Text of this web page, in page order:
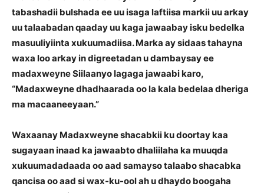
tabashadii bulshada ee uu isaga laftiisa markii uu arkay
uu talaabadan qaaday uu kaga jawaabay isku bedelka
masuuliyiinta xukuumadiisa. Marka ay sidaas tahayna
waxa loo arkay in digreetadan u dambaysay ee
madaxweyne Siilaanyo lagaga jawaabi karo,
“Madaxweyne dhadhaarada oo la kala bedelaa dheriga
ma macaaneeyaan.”
Waxaanay Madaxweyne shacabkii ku doortay kaa
sugayaan inaad ka jawaabto dhaliilaha ka muuqda
xukuumadadaada oo aad samayso talaabo shacabka
qancisa oo aad si wax-ku-ool ah u dhaydo boogaha